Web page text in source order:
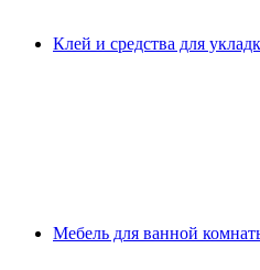
Клей и средства для
Мебель для ванной